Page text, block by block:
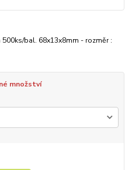
bal. 68x13x8mm - rozměr :
množství